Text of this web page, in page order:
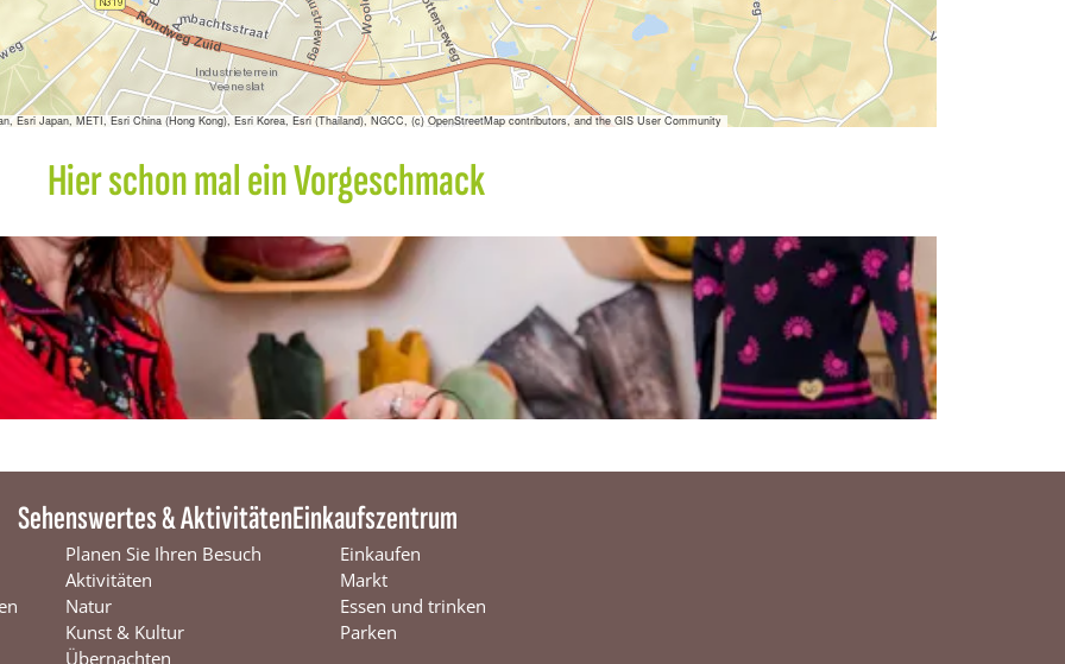
h
i
o
n
&
d
s
Esri Japan, METI, Esri China (Hong Kong), Esri Korea, Esri (Thailand), NGCC, (c) OpenStreetMap contributors, and the GIS User Community
Hier schon mal ein Vorgeschmack
Sehenswertes & Aktivitäten
Planen Sie Ihren Besuch
Aktivitäten
Natur
Kunst & Kultur
Übernachten
Einkaufszentrum
Einkaufen
Markt
Essen und trinken
Parken